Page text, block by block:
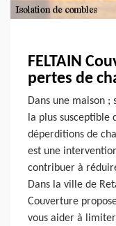
FELTAIN
pertes de
Dans une maison ;
la plus susceptible
déperditions de
est une
contribuer à
Dans la ville de
Couverture
vous aider à